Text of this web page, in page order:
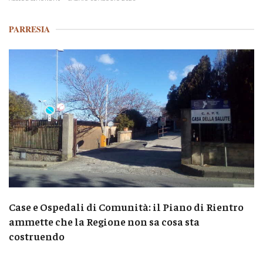
PARRESIA
Case e Ospedali di Comunità: il Piano di Rientro
ammette che la Regione non sa cosa sta
costruendo